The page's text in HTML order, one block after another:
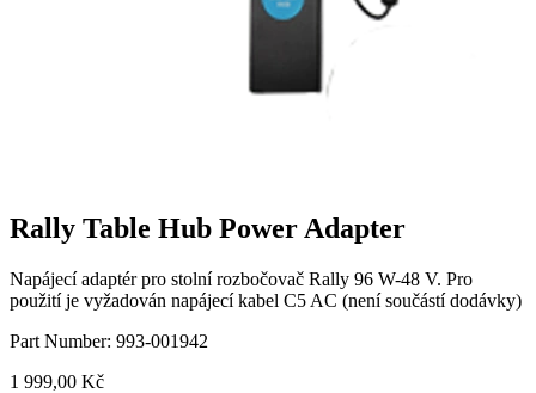
Rally Table Hub Power Adapter
Napájecí adaptér pro stolní rozbočovač Rally 96 W-48 V. Pro
použití je vyžadován napájecí kabel C5 AC (není součástí dodávky)
Part Number: 993-001942
1 999,00 Kč